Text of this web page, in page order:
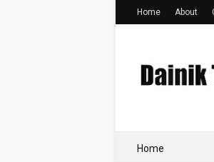
Home About
Home